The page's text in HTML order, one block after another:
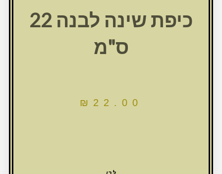
כיפת שינה לבנה 22
ס"מ
₪ 22.00